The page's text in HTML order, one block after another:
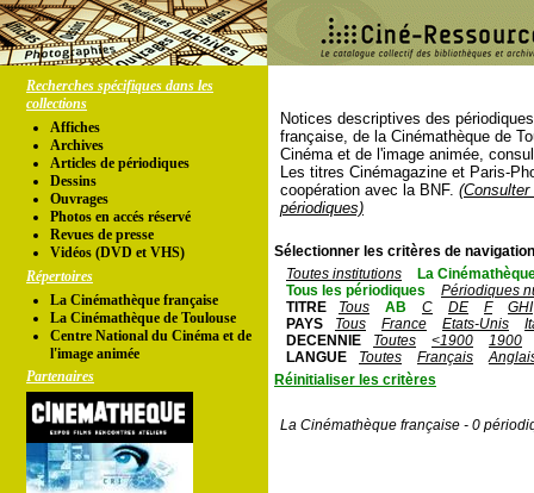
Recherches spécifiques dans les
collections
Affiches
Archives
Articles de périodiques
Dessins
Ouvrages
Photos en accés réservé
Revues de presse
Vidéos (DVD et VHS)
Répertoires
La Cinémathèque française
La Cinémathèque de Toulouse
Centre National du Cinéma et de
l'image animée
Partenaires
Notices descriptives des
française, de la Cinémathèque de
Cinéma et de l'image animée,
Les titres Cinémagazine et Paris-
coopération avec la BNF.
périodiques)
Sélectionner les critères de
Toutes institutions
La
Tous les périodiques
Périodiques
TITRE
Tous AB C DE F
GHI
PAYS
Tous France Etats-Unis
DECENNIE
Toutes <1900
1900
LANGUE
Toutes Français
Réinitialiser les critères
La Cinémathèque française - 0